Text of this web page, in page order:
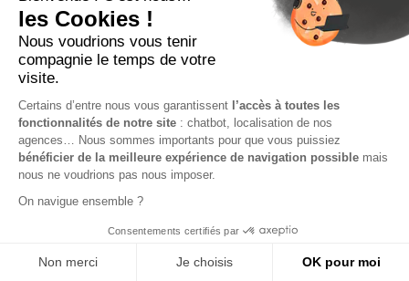
Portage salarial et
protection sociale :
comment ça
fonctionne ?
de gagner en popularité, de nombreux professionnels